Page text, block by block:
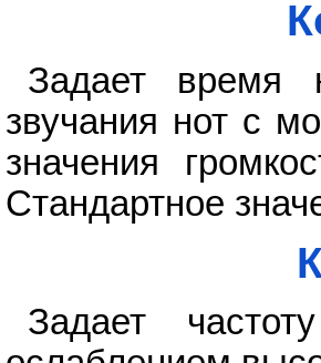
Задает время
звучания нот с
значения
Стандартное
Задает